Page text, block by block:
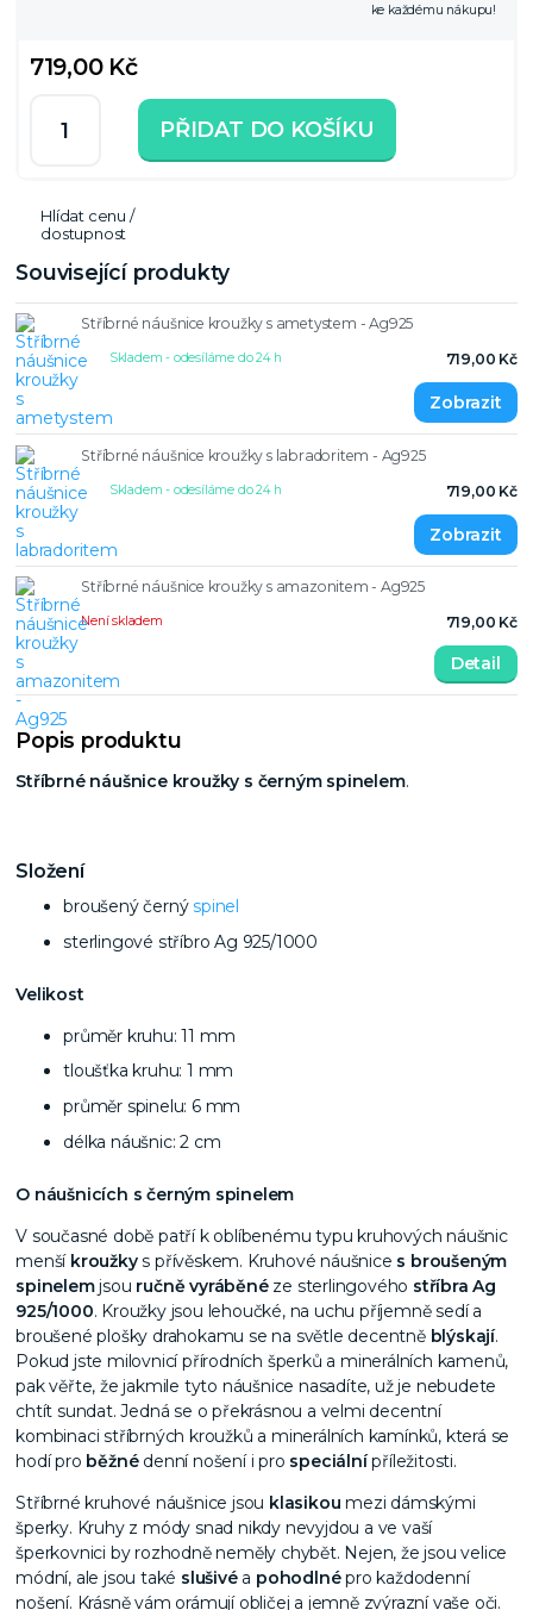
ke každému nákupu!
719,00 Kč
PŘIDAT DO KOŠÍKU
Hlídat cenu /
dostupnost
Související produkty
Stříbrné náušnice kroužky s ametystem - Ag925
719,00 Kč
Skladem - odesíláme do 24 h
Stříbrné náušnice kroužky s labradoritem - Ag925
719,00 Kč
Skladem - odesíláme do 24 h
Stříbrné náušnice kroužky s amazonitem - Ag925
719,00 Kč
Není skladem
Detail
Popis produktu
Stříbrné náušnice kroužky s černým spinelem.
Složení
broušený černýspinel
sterlingové stříbro Ag 925/1000
Velikost
průměr kruhu: 11 mm
tloušťka kruhu: 1 mm
průměr spinelu: 6 mm
délka náušnic: 2 cm
O náušnicích s černým spinelem
V současné době patří k oblíbenému typu kruhových náušnic
menší kroužkys přívěskem. Kruhové náušnice s broušeným
spinelemjsou ručně vyráběnéze sterlingového stříbra Ag
925/1000. Kroužky jsou lehoučké, na uchu příjemně sedí a
broušené plošky drahokamu se na světle decentně blýskají.
Pokud jste milovnicí přírodních šperků a minerálních kamenů,
pak věřte, že jakmile tyto náušnice nasadíte, už je nebudete
chtít sundat. Jedná se o překrásnou a velmi decentní
kombinaci stříbrných kroužků a minerálních kamínků, která se
hodí pro běžnédenní nošení i pro speciálnípříležitosti.
Stříbrné kruhové náušnice jsou klasikou mezi dámskými
šperky. Kruhy z módy snad nikdy nevyjdou a ve vaší
šperkovnici by rozhodně neměly chybět. Nejen, že jsou velice
módní, ale jsou také slušivéa pohodlnépro každodenní
nošení. Krásně vám orámují obličej a jemně zvýrazní vaše oči.